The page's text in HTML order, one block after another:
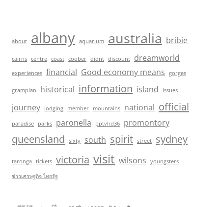
about albany aquarium australia bribie
cairns centre coast coober didnt discount dreamworld
experiences financial Good economy means gorges
grampian historical information island issues
journey lodging member mountains national official
paradise parks paronella pptvhd36 promontory
queensland sixty south spirit street sydney
taronga tickets victoria visit wilsons youngsters
ข่าวเศรษฐกิจ ไทยรัฐ